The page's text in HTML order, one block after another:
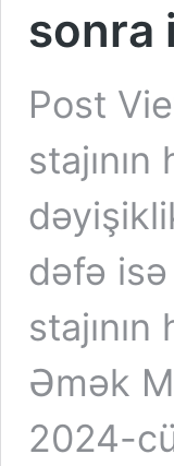
sonra
Post
dəfə
Əmək
2024-